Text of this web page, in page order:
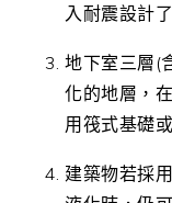
入耐震設計
地下室三層(
化的地層，
用筏式基礎
建築物若採